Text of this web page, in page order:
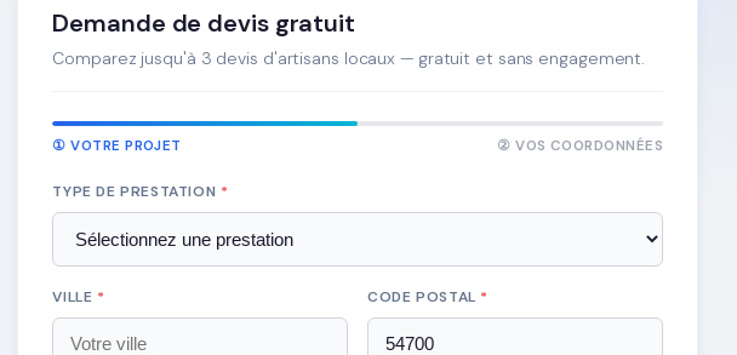
Demande de devis gratuit
Comparez jusqu'à 3 devis d'artisans locaux — gratuit et sans engagement.
① VOTRE PROJET ② VOS COORDONNÉES
TYPE DE PRESTATION *
VILLE * CODE POSTAL *